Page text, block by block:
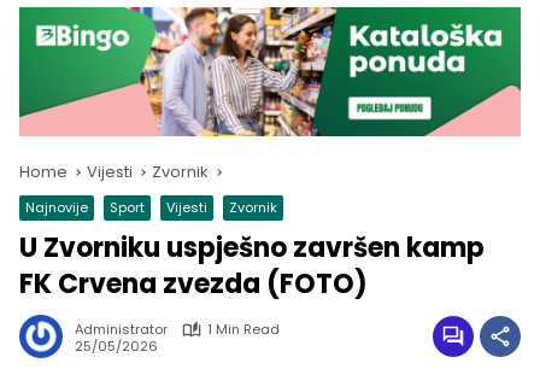
Home Vijesti Zvornik
Najnovije Sport Vijesti Zvornik
U Zvorniku uspješno završen kamp
FK Crvena zvezda (FOTO)
Administrator
1 Min Read
25/05/2026